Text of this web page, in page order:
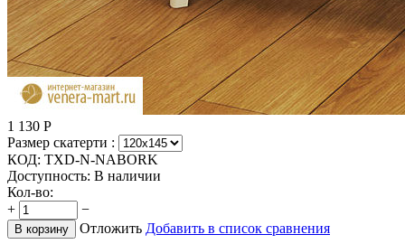
1 130 Р
Размер скатерти :
КОД: TXD-N-NABORK
Доступность: В наличии
Кол-во:
+
−
В корзину Отложить Добавить в список сравнения